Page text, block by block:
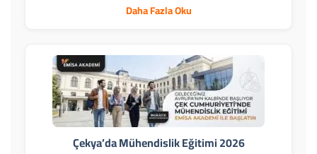
Daha Fazla Oku
Çekya’da Mühendislik Eğitimi 2026